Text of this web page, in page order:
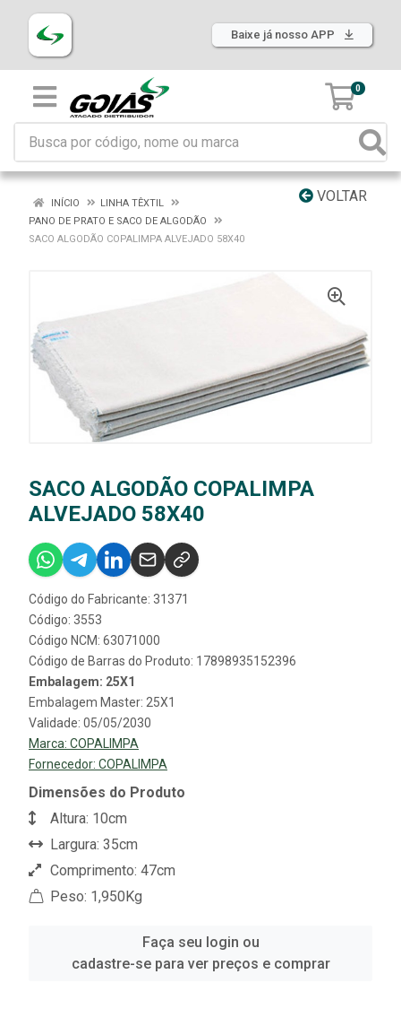
Baixe já nosso APP
0
VOLTAR
INÍCIO
LINHA TÊXTIL
PANO DE PRATO E SACO DE ALGODÃO
SACO ALGODÃO COPALIMPA ALVEJADO 58X40
SACO ALGODÃO COPALIMPA
ALVEJADO 58X40
Código do Fabricante: 31371
Código: 3553
Código NCM: 63071000
Código de Barras do Produto: 17898935152396
Embalagem: 25X1
Embalagem Master: 25X1
Validade: 05/05/2030
Marca: COPALIMPA
Fornecedor: COPALIMPA
Dimensões do Produto
Altura: 10cm
Largura: 35cm
Comprimento: 47cm
Peso: 1,950Kg
Faça seu login ou
cadastre-se para ver preços e comprar